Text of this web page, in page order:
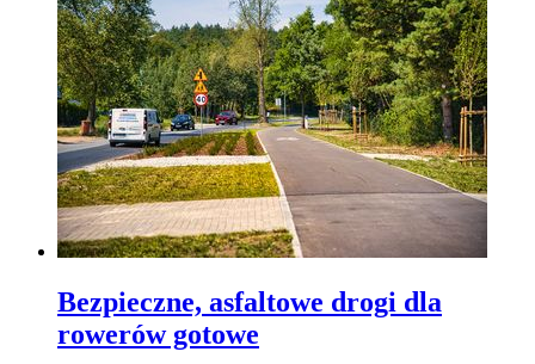
Bezpieczne, asfaltowe drogi dla
rowerów gotowe